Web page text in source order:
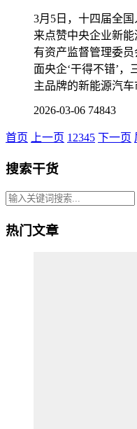
3月5日，十四届全
来点赞中央企业新
有资产监督管理委
面央企‘干得不错’
主品牌的新能源汽车
2026-03-06 74843
首页 上一页 1 2345 下一页
搜索干货
热门文章